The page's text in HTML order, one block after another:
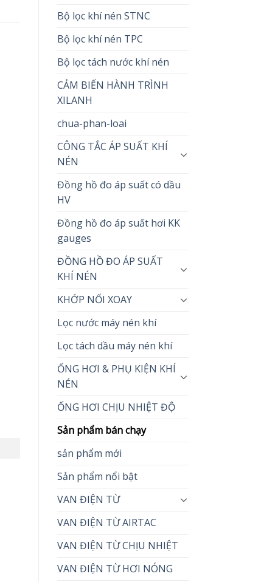
Bộ lọc khí nén STNC
Bộ lọc khí nén TPC
Bộ lọc tách nước khí nén
CẢM BIẾN HÀNH TRÌNH
XILANH
chua-phan-loai
CÔNG TẮC ÁP SUẤT KHÍ
NÉN
Đồng hồ đo áp suất có dầu
HV
Đồng hồ đo áp suất hơi KK
gauges
ĐỒNG HỒ ĐO ÁP SUẤT
KHÍ NÉN
KHỚP NỐI XOAY
Lọc nước máy nén khí
Lọc tách dầu máy nén khí
ỐNG HƠI & PHỤ KIỆN KHÍ
NÉN
ỐNG HƠI CHỊU NHIỆT ĐỘ
Sản phẩm bán chạy
sản phẩm mới
Sản phẩm nổi bật
VAN ĐIỆN TỪ
VAN ĐIỆN TỪ AIRTAC
VAN ĐIỆN TỪ CHỊU NHIỆT
VAN ĐIỆN TỪ HƠI NÓNG